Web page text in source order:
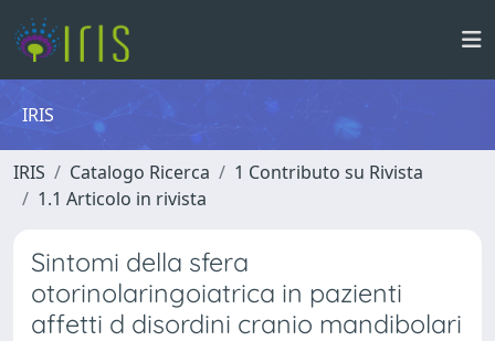
IRIS
IRIS Catalogo Ricerca
1 Contributo su Rivista
1.1 Articolo in rivista
Sintomi della sfera
otorinolaringoiatrica in pazienti
affetti d disordini cranio mandibolari